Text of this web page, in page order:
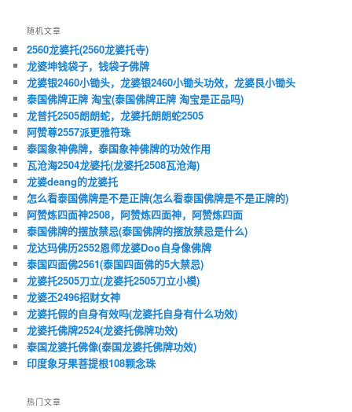
随机文章
2560龙婆托(2560龙婆托寺)
龙婆坤钱袋子，钱袋子佛牌
龙婆银2460小锄头，龙婆银2460小锄头功效，龙婆艮小锄头
泰国佛牌正牌 淘宝(泰国佛牌正牌 淘宝是正品吗)
龙普托2505朗朗蛇，龙婆托朗朗蛇2505
阿赞尊2557派更雅符珠
泰国象神佛牌，泰国象神佛牌的功效作用
瓦沧海2504龙婆托(龙婆托2508瓦沧海)
龙婆deang的龙婆托
怎么看泰国佛牌是不是正牌(怎么看泰国佛牌是不是正牌的)
阿赞炼四面神2508，阿赞炼四面神，阿赞炼四面
泰国佛牌的摆放禁忌(泰国佛牌的摆放禁忌是什么)
龙达玛佛历2552恩师龙婆Doo自身像佛牌
泰国四面佛2561(泰国四面佛的5大禁忌)
龙婆托2505刀立(龙婆托2505刀立小模)
龙婆丕2496招财女神
龙婆托假的自身有效吗(龙婆托自身有什么功效)
龙婆托佛牌2524(龙婆托佛牌功效)
泰国龙婆托佛像(泰国龙婆托佛牌功效)
印度象牙果菩提根108颗念珠
热门文章